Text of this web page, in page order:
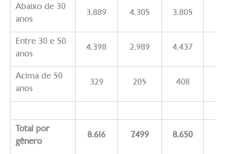
Abaixo de 30
anos
3.889 4.305 3.805
Entre 30 e 50
anos
4.398 2.989 4.437
Acima de 50
anos
329 205 408
Total por
gênero
8.616 7.499 8.650